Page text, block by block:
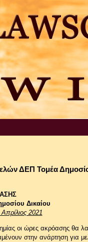
ΔΕΠ Τομέα
Δικαίου
2021
οι ώρες ακρόασης θα
στην ανάρτηση για